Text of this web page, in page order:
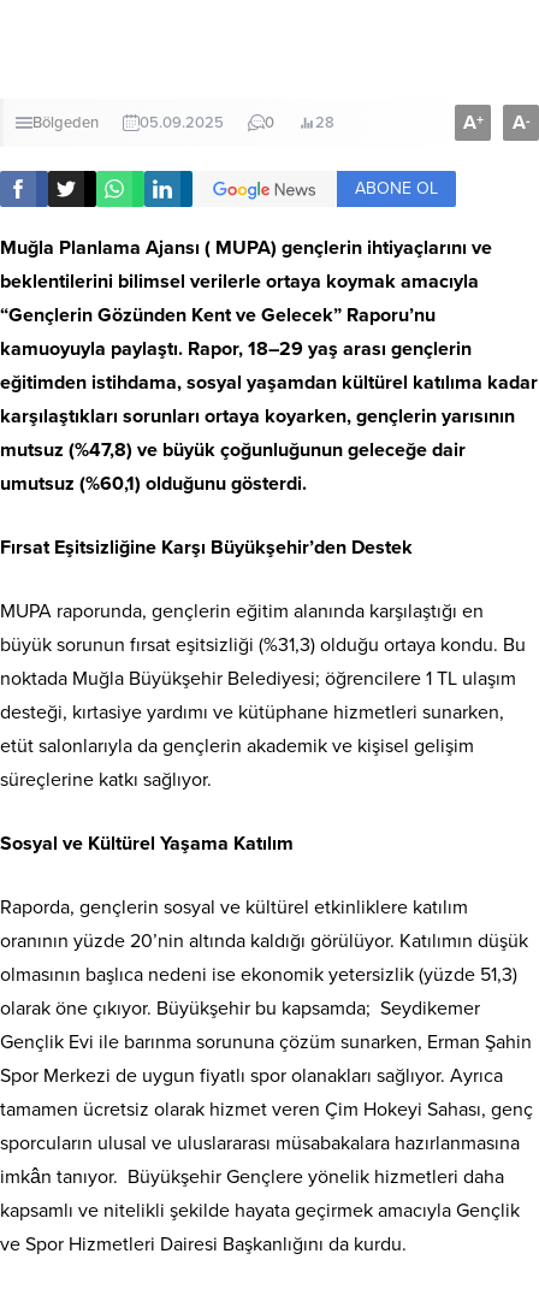
Bölgeden 05.09.2025 0 28 A+ A-
ABONE OL
Muğla Planlama Ajansı ( MUPA) gençlerin ihtiyaçlarını ve
beklentilerini bilimsel verilerle ortaya koymak amacıyla
“Gençlerin Gözünden Kent ve Gelecek” Raporu’nu
kamuoyuyla paylaştı. Rapor, 18–29 yaş arası gençlerin
eğitimden istihdama, sosyal yaşamdan kültürel katılıma kadar
karşılaştıkları sorunları ortaya koyarken, gençlerin yarısının
mutsuz (%47,8) ve büyük çoğunluğunun geleceğe dair
umutsuz (%60,1) olduğunu gösterdi.
Fırsat Eşitsizliğine Karşı Büyükşehir’den Destek
MUPA raporunda, gençlerin eğitim alanında karşılaştığı en
büyük sorunun fırsat eşitsizliği (%31,3) olduğu ortaya kondu. Bu
noktada Muğla Büyükşehir Belediyesi; öğrencilere 1 TL ulaşım
desteği, kırtasiye yardımı ve kütüphane hizmetleri sunarken,
etüt salonlarıyla da gençlerin akademik ve kişisel gelişim
süreçlerine katkı sağlıyor.
Sosyal ve Kültürel Yaşama Katılım
Raporda, gençlerin sosyal ve kültürel etkinliklere katılım
oranının yüzde 20’nin altında kaldığı görülüyor. Katılımın düşük
olmasının başlıca nedeni ise ekonomik yetersizlik (yüzde 51,3)
olarak öne çıkıyor. Büyükşehir bu kapsamda; Seydikemer
Gençlik Evi ile barınma sorununa çözüm sunarken, Erman Şahin
Spor Merkezi de uygun fiyatlı spor olanakları sağlıyor. Ayrıca
tamamen ücretsiz olarak hizmet veren Çim Hokeyi Sahası, genç
sporcuların ulusal ve uluslararası müsabakalara hazırlanmasına
imkân tanıyor. Büyükşehir Gençlere yönelik hizmetleri daha
kapsamlı ve nitelikli şekilde hayata geçirmek amacıyla Gençlik
ve Spor Hizmetleri Dairesi Başkanlığını da kurdu.